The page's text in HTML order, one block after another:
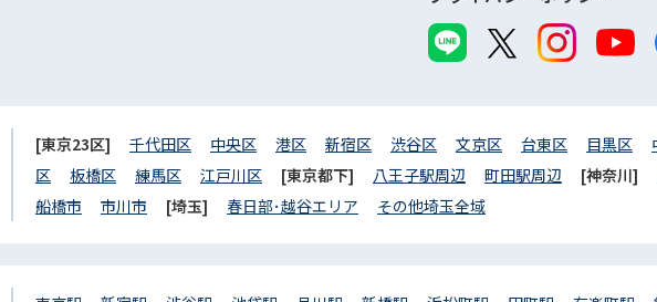
[東京23区] 千代田区 中央区 港区 新宿区 渋谷区 文京区 台東区 目黒区
区
板橋区 練馬区 江戸川区 [東京都下] 八王子駅周辺 町田駅周辺 [神奈川]
船橋市
市川市 [埼玉] 春日部･越谷エリア その他埼玉全域